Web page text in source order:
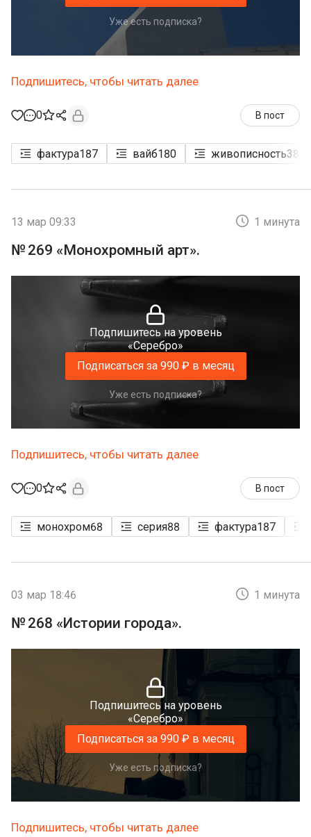
Уже есть подписка?
Подпишитесь, чтобы читать далее
0 В пост
фактура187 вайб180 живописность38
13 мар 09:33 1 минута
№ 269 «Монохромный арт».
Подпишитесь на уровень
«Серебро»
Подписаться за 990 ₽ в месяц
Уже есть подписка?
Подпишитесь, чтобы читать далее
0 В пост
монохром68 серия88 фактура187
03 мар 18:46 1 минута
№ 268 «Истории города».
Подпишитесь на уровень
«Серебро»
Подписаться за 990 ₽ в месяц
Уже есть подписка?
Подпишитесь, чтобы читать далее